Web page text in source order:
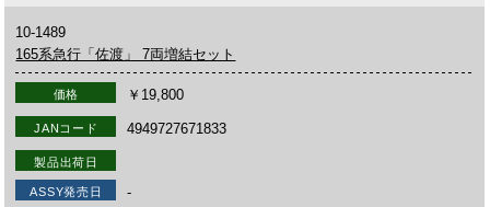
10-1489
165系急行「佐渡」 7両増結セット
価格 ￥19,800
JANコード 4949727671833
製品出荷日
ASSY発売日 -